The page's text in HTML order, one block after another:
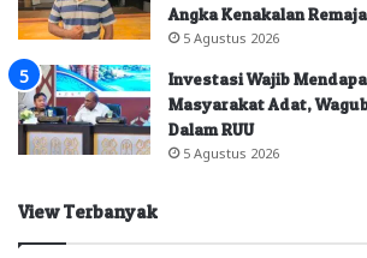
Angka Kenakalan Remaja
5 Agustus 2026
Investasi Wajib
Masyarakat Adat,
Dalam RUU
5 Agustus 2026
View Terbanyak